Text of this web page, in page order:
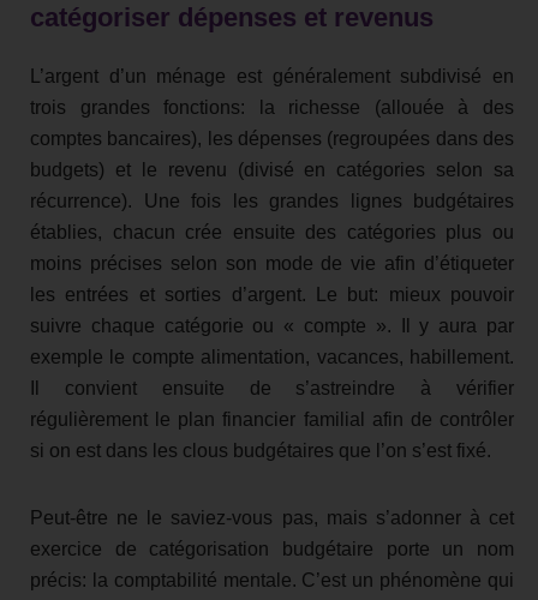
catégoriser dépenses et revenus
L’argent d’un ménage est généralement subdivisé en
trois grandes fonctions: la richesse (allouée à des
comptes bancaires), les dépenses (regroupées dans des
budgets) et le revenu (divisé en catégories selon sa
récurrence). Une fois les grandes lignes budgétaires
établies, chacun crée ensuite des catégories plus ou
moins précises selon son mode de vie afin d’étiqueter
les entrées et sorties d’argent. Le but: mieux pouvoir
suivre chaque catégorie ou « compte ». Il y aura par
exemple le compte alimentation, vacances, habillement.
Il convient ensuite de s’astreindre à vérifier
régulièrement le plan financier familial afin de contrôler
si on est dans les clous budgétaires que l’on s’est fixé.
Peut-être ne le saviez-vous pas, mais s’adonner à cet
exercice de catégorisation budgétaire porte un nom
précis: la comptabilité mentale. C’est un phénomène qui